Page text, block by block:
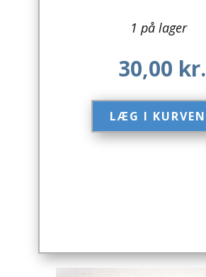
Australien
Design
1 på lager
30,00 kr.
LÆG I KURVEN​